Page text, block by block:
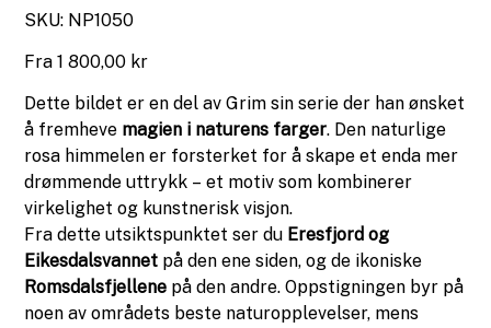
SKU: SKU
NP1050
NP1050
Fra Pris
1 800,00 kr
Dette bildet er en del av Grim sin serie der han ønsket
å fremheve magien i naturens farger. Den naturlige
rosa himmelen er forsterket for å skape et enda mer
drømmende uttrykk – et motiv som kombinerer
virkelighet og kunstnerisk visjon.
Fra dette utsiktspunktet ser du Eresfjord og
Eikesdalsvannet på den ene siden, og de ikoniske
Romsdalsfjellene på den andre. Oppstigningen byr på
noen av områdets beste naturopplevelser, mens